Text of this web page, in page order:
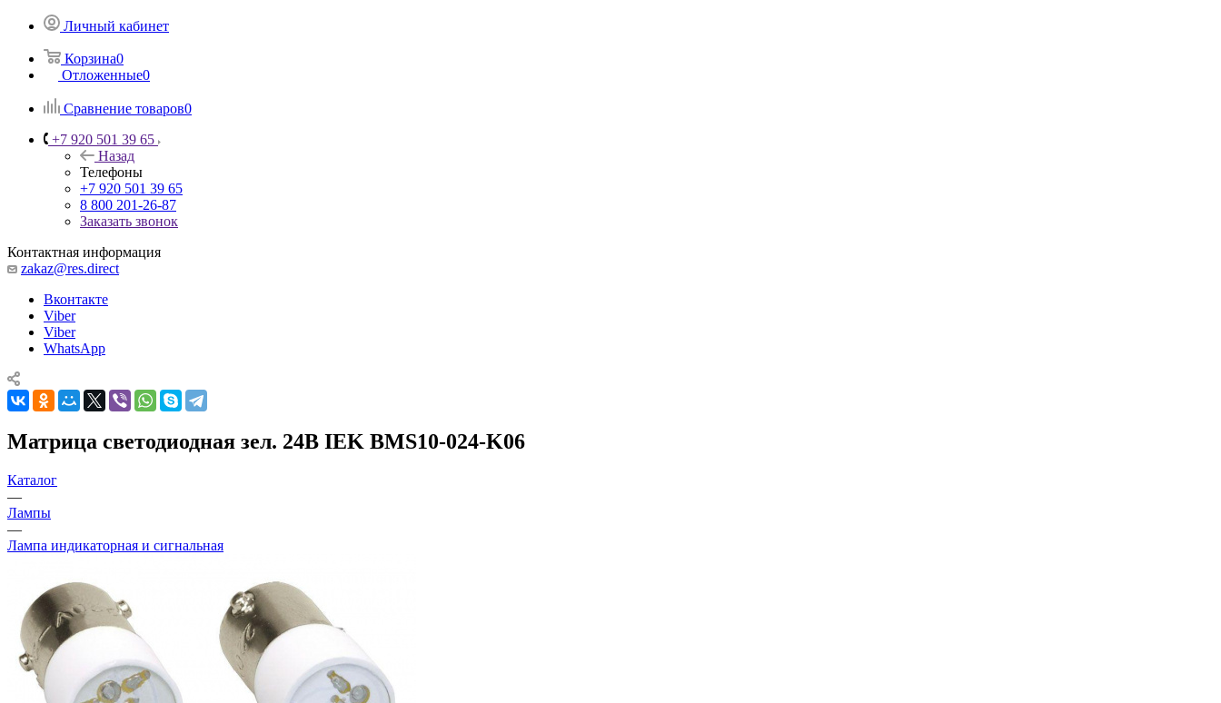
Личный кабинет
Корзина0
Отложенные0
Сравнение товаров0
+7 920 501 39 65
Назад
Телефоны
+7 920 501 39 65
8 800 201-26-87
Заказать звонок
Контактная информация
zakaz@res.direct
Вконтакте
Viber
Viber
WhatsApp
Матрица светодиодная зел. 24В IEK BMS10-024-K06
Каталог
—
Лампы
—
Лампа индикаторная и сигнальная